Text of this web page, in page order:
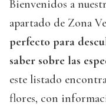
Bienvenidos a
apartado de Zona
perfecto para
saber sobre las
este listado
flores, con